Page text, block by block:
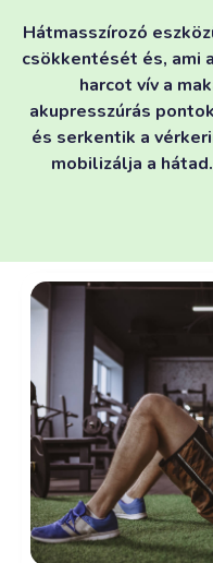
Hátmasszírozó
csökkentését és, ami
harcot vív a
akupresszúrás
és serkentik a
mobilizálja a